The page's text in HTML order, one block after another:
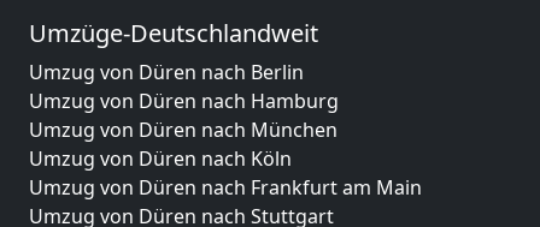
Umzüge-Deutschlandweit
Umzug von Düren nach Berlin
Umzug von Düren nach Hamburg
Umzug von Düren nach München
Umzug von Düren nach Köln
Umzug von Düren nach Frankfurt am Main
Umzug von Düren nach Stuttgart